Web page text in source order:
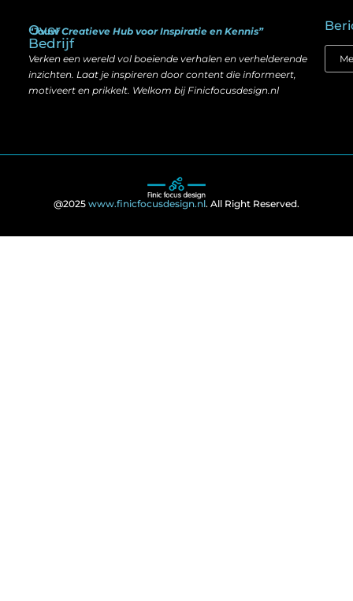
Over
Bedrijf
“Jouw Creatieve Hub voor Inspiratie en Kennis”
Verken een wereld vol boeiende verhalen en verhelderende
inzichten. Laat je inspireren door content die informeert,
motiveert en prikkelt. Welkom bij Finicfocusdesign.nl
@2025 www.finicfocusdesign.nl. All Right Reserved.